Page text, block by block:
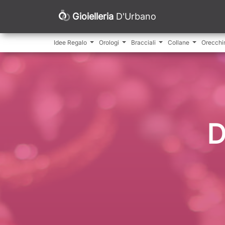
Gioielleria D'Urbano
Idee Regalo Orologi Bracciali Collane